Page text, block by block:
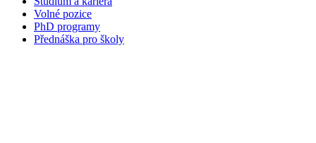
Volné pozice
PhD programy
Přednáška pro školy